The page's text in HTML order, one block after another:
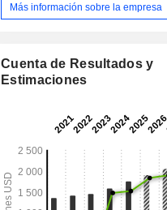
el mundo para la banca minorista,
comerciantes de nivel 1 y nivel
tienda como en línea), proveedores
y entidades adquirentes que
de la empresa ofrece servicios de
y pago electrónico de facturas a
operan en los sectores de
Más información sobre la empresa
Cuenta de Resultados y
Estimaciones